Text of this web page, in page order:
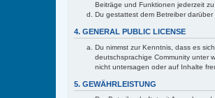
Beiträge und Funktionen jederzeit
Du gestattest dem Betreiber
4. GENERAL PUBLIC LICENSE
Du nimmst zur Kenntnis, dass es
deutschsprachige Community unter
nicht untersagen oder auf Inhalte
5. GEWÄHRLEISTUNG